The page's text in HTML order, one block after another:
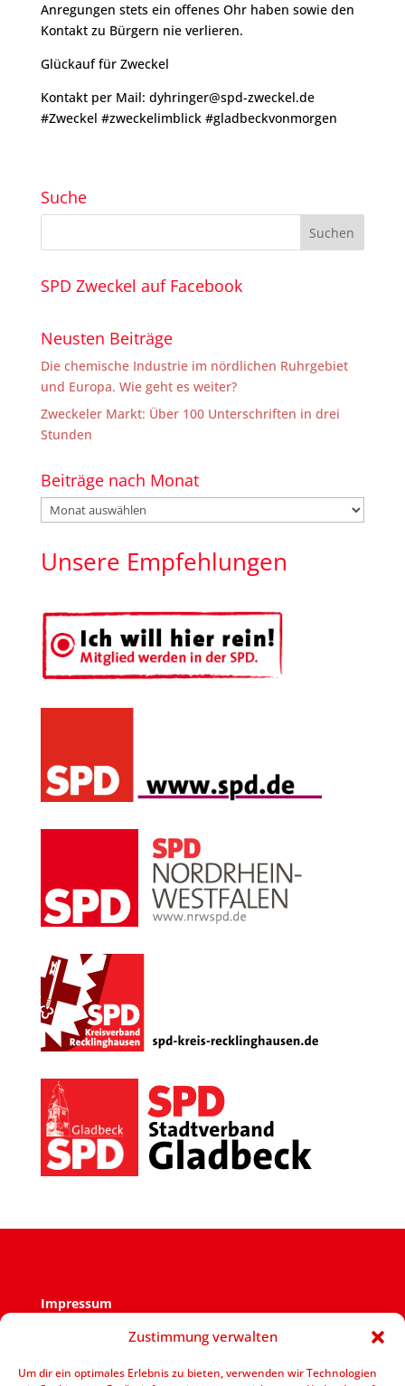
Zustimmung verwalten
Um dir ein optimales Erlebnis zu bieten, verwenden wir Technologien
Anregungen stets ein offenes Ohr haben sowie den
Kontakt zu Bürgern nie verlieren.
Glückauf für Zweckel
Kontakt per Mail: dyhringer@spd-zweckel.de
#Zweckel #zweckelimblick #gladbeckvonmorgen
Suche
SPD Zweckel auf Facebook
Neusten Beiträge
Die chemische Industrie im nördlichen Ruhrgebiet
und Europa. Wie geht es weiter?
Zweckeler Markt: Über 100 Unterschriften in drei
Stunden
Beiträge nach Monat
Beiträge
nach
Unsere Empfehlungen
Impressum
Verantwortlich für den Inhalt ist der SPD Ortsverein